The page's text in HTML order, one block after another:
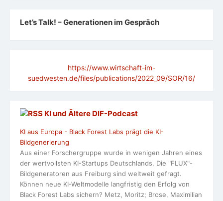
Let’s Talk! – Generationen im Gespräch
https://www.wirtschaft-im-
suedwesten.de/files/publications/2022_09/SOR/16/
KI und Ältere DlF-Podcast
KI aus Europa - Black Forest Labs prägt die KI-
Bildgenerierung
Aus einer Forschergruppe wurde in wenigen Jahren eines
der wertvollsten KI-Startups Deutschlands. Die "FLUX"-
Bildgeneratoren aus Freiburg sind weltweit gefragt.
Können neue KI-Weltmodelle langfristig den Erfolg von
Black Forest Labs sichern? Metz, Moritz; Brose, Maximilian